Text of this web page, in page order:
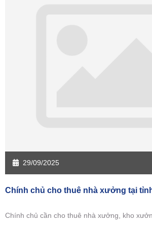
29/09/2025
Chính chủ cho thuê nhà xưởng tại
Chính chủ cần cho thuê nhà xưởng, kho